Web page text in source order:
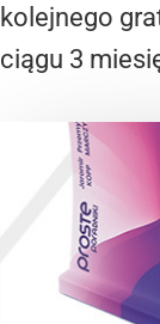
kolejnego
ciągu 3